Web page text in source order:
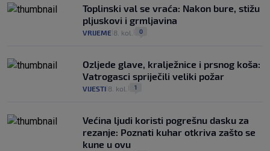
Toplinski val se vraća: Nakon bure, stižu
pljuskovi i grmljavina
VRIJEME 8. kol. 0
Ozljede glave, kralježnice i prsnog koša:
Vatrogasci spriječili veliki požar
VIJESTI 8. kol. 1
Većina ljudi koristi pogrešnu dasku za
rezanje: Poznati kuhar otkriva zašto se
kune u ovu